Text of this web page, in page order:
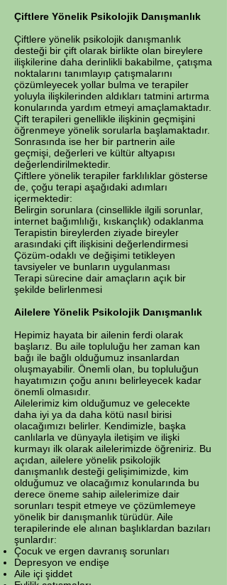
Çiftlere Yönelik Psikolojik Danışmanlık
Çiftlere yönelik psikolojik danışmanlık
desteği bir çift olarak birlikte olan bireylere
ilişkilerine daha derinlikli bakabilme, çatışma
noktalarını tanımlayıp çatışmalarını
çözümleyecek yollar bulma ve terapiler
yoluyla ilişkilerinden aldıkları tatmini artırma
konularında yardım etmeyi amaçlamaktadır.
Çift terapileri genellikle ilişkinin geçmişini
öğrenmeye yönelik sorularla başlamaktadır.
Sonrasında ise her bir partnerin aile
geçmişi, değerleri ve kültür altyapısı
değerlendirilmektedir.
Çiftlere yönelik terapiler farklılıklar gösterse
de, çoğu terapi aşağıdaki adımları
içermektedir:
Belirgin sorunlara (cinsellikle ilgili sorunlar,
internet bağımlılığı, kıskançlık) odaklanma
Terapistin bireylerden ziyade bireyler
arasındaki çift ilişkisini değerlendirmesi
Çözüm-odaklı ve değişimi tetikleyen
tavsiyeler ve bunların uygulanması
Terapi sürecine dair amaçların açık bir
şekilde belirlenmesi
Ailelere Yönelik Psikolojik Danışmanlık
Hepimiz hayata bir ailenin ferdi olarak
başlarız. Bu aile topluluğu her zaman kan
bağı ile bağlı olduğumuz insanlardan
oluşmayabilir. Önemli olan, bu topluluğun
hayatımızın çoğu anını belirleyecek kadar
önemli olmasıdır.
Ailelerimiz kim olduğumuz ve gelecekte
daha iyi ya da daha kötü nasıl birisi
olacağımızı belirler. Kendimizle, başka
canlılarla ve dünyayla iletişim ve ilişki
kurmayı ilk olarak ailelerimizde öğreniriz. Bu
açıdan, ailelere yönelik psikolojik
danışmanlık desteği gelişimimizde, kim
olduğumuz ve olacağımız konularında bu
derece öneme sahip ailelerimize dair
sorunları tespit etmeye ve çözümlemeye
yönelik bir danışmanlık türüdür. Aile
terapilerinde ele alınan başlıklardan bazıları
şunlardır:
Çocuk ve ergen davranış sorunları
Depresyon ve endişe
Aile içi şiddet